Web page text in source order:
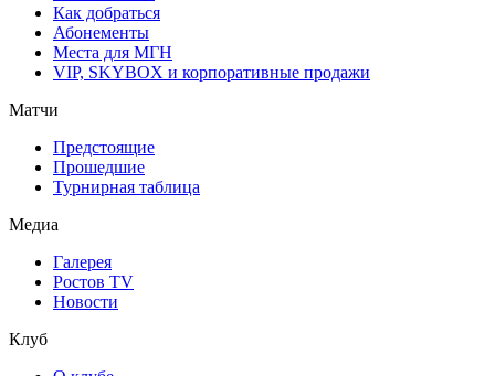
Как добраться
Абонементы
Места для МГН
VIP, SKYBOX и корпоративные продажи
Матчи
Предстоящие
Прошедшие
Турнирная таблица
Медиа
Галерея
Ростов TV
Новости
Клуб